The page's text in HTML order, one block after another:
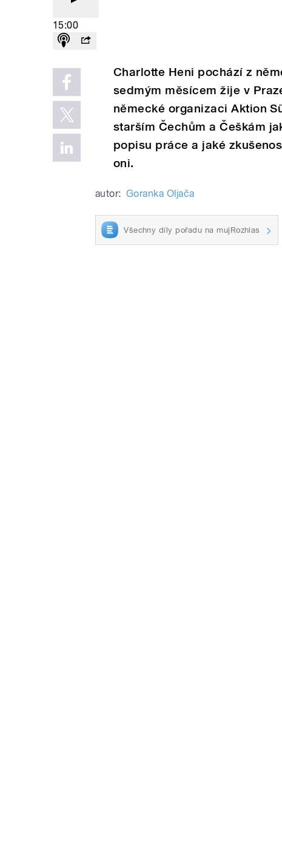
15:00
Charlotte Heni pochází z
sedmým měsícem žije v
německé organizaci Aktion
starším Čechům a Češkám
popisu práce a jaké
oni.
autor: Goranka Oljača
Všechny díly pořadu na mujRozhlas